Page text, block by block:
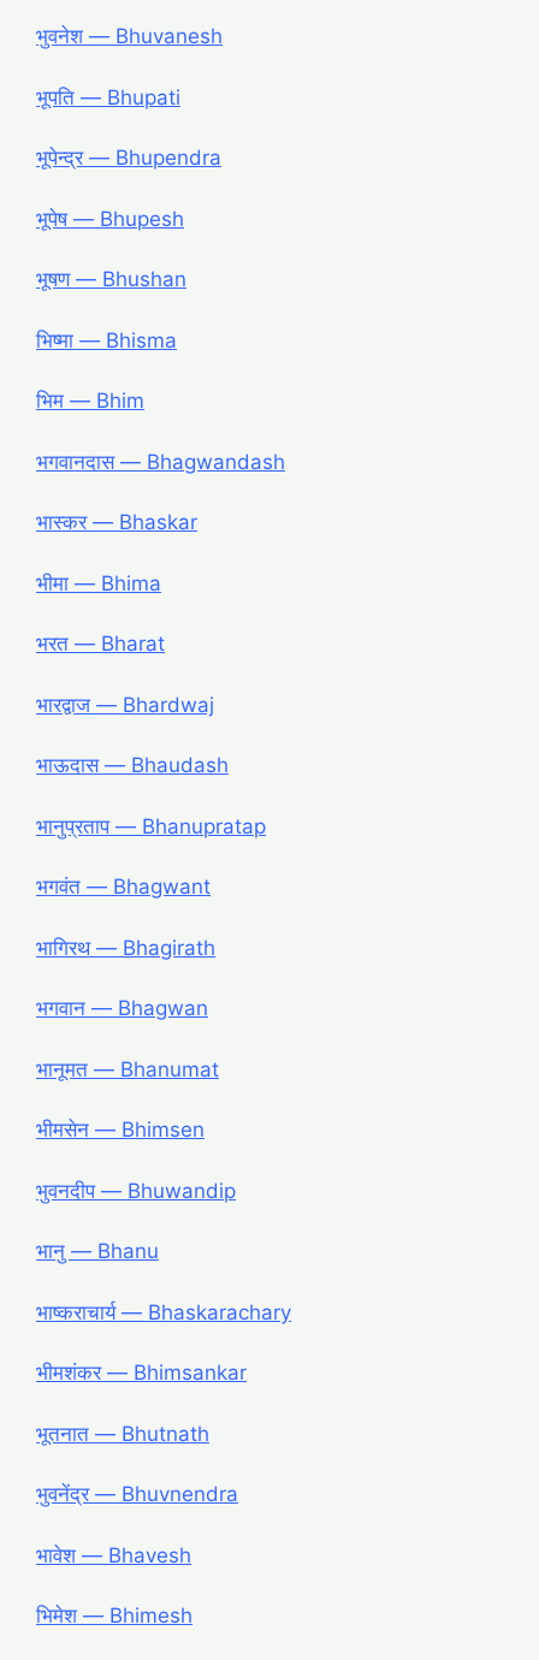
भुवनेश — Bhuvanesh
भूपति — Bhupati
भूपेन्द्र — Bhupendra
भूपेष — Bhupesh
भूषण — Bhushan
भिष्मा — Bhisma
भिम — Bhim
भगवानदास — Bhagwandash
भास्कर — Bhaskar
भीमा — Bhima
भरत — Bharat
भारद्वाज — Bhardwaj
भाऊदास — Bhaudash
भानुप्रताप — Bhanupratap
भगवंत — Bhagwant
भागिरथ — Bhagirath
भगवान — Bhagwan
भानूमत — Bhanumat
भीमसेन — Bhimsen
भुवनदीप — Bhuwandip
भानु — Bhanu
भाष्कराचार्य — Bhaskarachary
भीमशंकर — Bhimsankar
भूतनात — Bhutnath
भुवनेंद्र ― Bhuvnendra
भावेश ― Bhavesh
भिमेश ― Bhimesh